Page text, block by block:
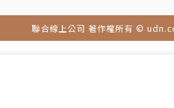
（原版書名：理財就是理生活
聯合線上公司 著作權所有 ©